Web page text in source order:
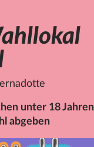
unter 18 Jahren
abgeben